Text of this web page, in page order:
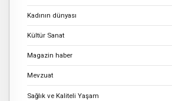
Kadının dünyası
Kültür Sanat
Magazin haber
Mevzuat
Sağlık ve Kaliteli Yaşam